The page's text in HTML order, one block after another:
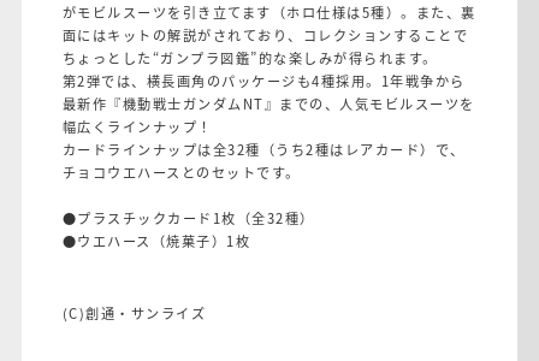
がモビルスーツを引き立てます（ホロ仕様は5種）。また、裏
面にはキットの解説がされており、コレクションすることで
ちょっとした“ガンプラ図鑑”的な楽しみが得られます。
第2弾では、横長画角のパッケージも4種採用。1年戦争から
最新作『機動戦士ガンダムNT』までの、人気モビルスーツを
幅広くラインナップ！
カードラインナップは全32種（うち2種はレアカード）で、
チョコウエハースとのセットです。
●プラスチックカード1枚（全32種）
●ウエハース（焼菓子）1枚
(C)創通・サンライズ